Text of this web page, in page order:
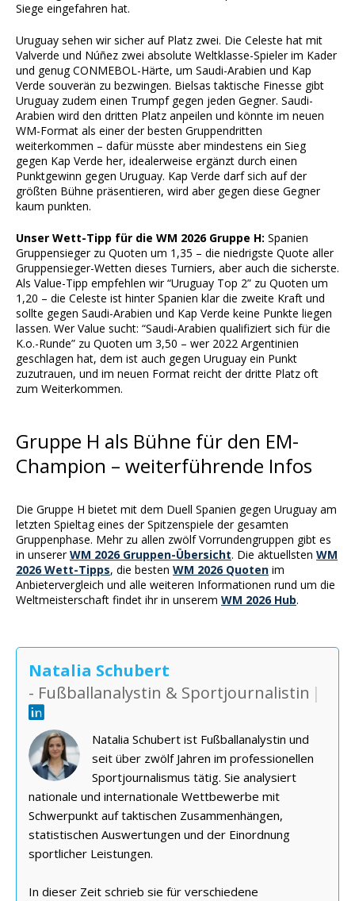
Siege eingefahren hat.
Uruguay sehen wir sicher auf Platz zwei. Die Celeste hat mit
Valverde und Núñez zwei absolute Weltklasse-Spieler im Kader
und genug CONMEBOL-Härte, um Saudi-Arabien und Kap
Verde souverän zu bezwingen. Bielsas taktische Finesse gibt
Uruguay zudem einen Trumpf gegen jeden Gegner. Saudi-
Arabien wird den dritten Platz anpeilen und könnte im neuen
WM-Format als einer der besten Gruppendritten
weiterkommen – dafür müsste aber mindestens ein Sieg
gegen Kap Verde her, idealerweise ergänzt durch einen
Punktgewinn gegen Uruguay. Kap Verde darf sich auf der
größten Bühne präsentieren, wird aber gegen diese Gegner
kaum punkten.
Unser Wett-Tipp für die WM 2026 Gruppe H: Spanien
Gruppensieger zu Quoten um 1,35 – die niedrigste Quote aller
Gruppensieger-Wetten dieses Turniers, aber auch die sicherste.
Als Value-Tipp empfehlen wir “Uruguay Top 2” zu Quoten um
1,20 – die Celeste ist hinter Spanien klar die zweite Kraft und
sollte gegen Saudi-Arabien und Kap Verde keine Punkte liegen
lassen. Wer Value sucht: “Saudi-Arabien qualifiziert sich für die
K.o.-Runde” zu Quoten um 3,50 – wer 2022 Argentinien
geschlagen hat, dem ist auch gegen Uruguay ein Punkt
zuzutrauen, und im neuen Format reicht der dritte Platz oft
zum Weiterkommen.
Gruppe H als Bühne für den EM-
Champion – weiterführende Infos
Die Gruppe H bietet mit dem Duell Spanien gegen Uruguay am
letzten Spieltag eines der Spitzenspiele der gesamten
Gruppenphase. Mehr zu allen zwölf Vorrundengruppen gibt es
in unsererWM 2026 Gruppen-Übersicht. Die aktuellsten WM
2026 Wett-Tipps, die besten WM 2026 Quoten im
Anbietervergleich und alle weiteren Informationen rund um die
Weltmeisterschaft findet ihr in unserem WM 2026 Hub.
Natalia Schubert
- Fußballanalystin & Sportjournalistin |
Natalia Schubert ist Fußballanalystin und
seit über zwölf Jahren im professionellen
Sportjournalismus tätig. Sie analysiert
nationale und internationale Wettbewerbe mit
Schwerpunkt auf taktischen Zusammenhängen,
statistischen Auswertungen und der Einordnung
sportlicher Leistungen.
In dieser Zeit schrieb sie für verschiedene